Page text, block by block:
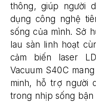
thông, giúp người
dụng công nghệ
sống của mình. Sở
lau sàn linh hoạt
cảm biến laser
Vacuum S40C
minh, hỗ trợ người
trong nhịp sống bận